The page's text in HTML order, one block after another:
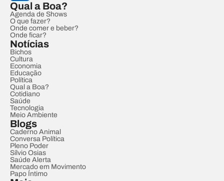
Qual a Boa?
Agenda de Shows
O que fazer?
Onde comer e beber?
Onde ficar?
Notícias
Bichos
Cultura
Economia
Educação
Política
Qual a Boa?
Cotidiano
Saúde
Tecnologia
Meio Ambiente
Blogs
Caderno Animal
Conversa Política
Pleno Poder
Sílvio Osias
Saúde Alerta
Mercado em Movimento
Papo Íntimo